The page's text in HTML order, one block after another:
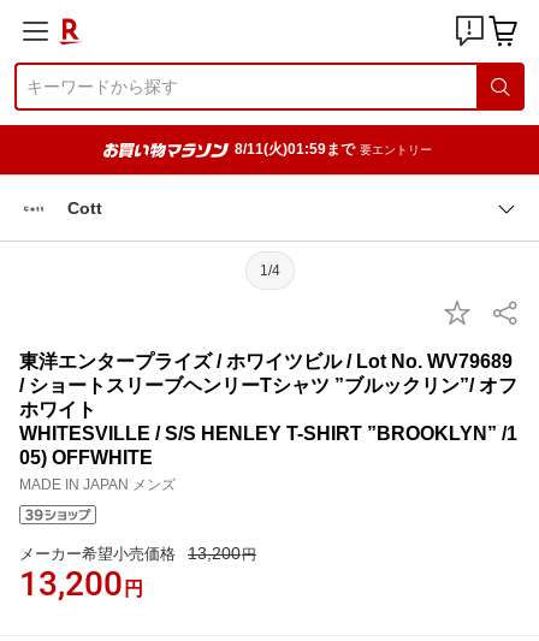
8/11(火)01:59まで 要エントリー
Cott
1/4
東洋エンタープライズ / ホワイツビル / Lot No. WV79689
/ ショートスリーブヘンリーTシャツ ”ブルックリン”/ オフ
ホワイト
WHITESVILLE / S/S HENLEY T-SHIRT ”BROOKLYN” /1
05) OFFWHITE
MADE IN JAPAN メンズ
メーカー希望小売価格 13,200円
13,200 円